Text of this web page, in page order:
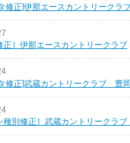
修正]伊那エースカントリークラ
正］伊那エースカントリークラブ
修正]武蔵カントリークラブ 豊
種別修正］武蔵カントリークラ